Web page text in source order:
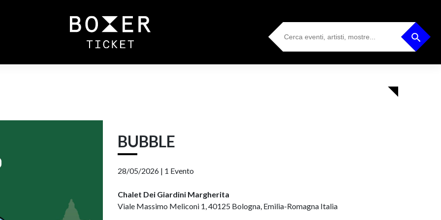
Search
for:
Search Button
BUBBLE
28/05/2026 | 1 Evento
Chalet Dei Giardini Margherita
Viale Massimo Meliconi 1, 40125 Bologna, Emilia-Romagna Italia